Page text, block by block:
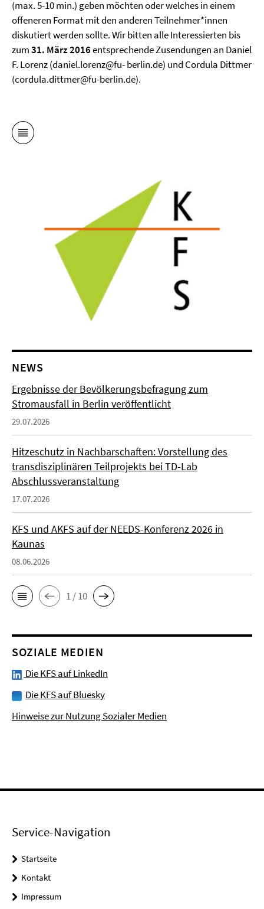
(max. 5-10 min.) geben möchten oder welches in einem
offeneren Format mit den anderen Teilnehmer*innen
diskutiert werden sollte. Wir bitten alle Interessierten bis
zum31. März 2016entsprechende Zusendungen an Daniel
F. Lorenz (daniel.lorenz@fu- berlin.de) und Cordula Dittmer
(cordula.dittmer@fu-berlin.de).
NEWS
Ergebnisse der Bevölkerungsbefragung zum
Stromausfall in Berlin veröffentlicht
29.07.2026
Hitzeschutz in Nachbarschaften: Vorstellung des
transdisziplinären Teilprojekts bei TD-Lab
Abschlussveranstaltung
17.07.2026
KFS und AKFS auf der NEEDS-Konferenz 2026 in
Kaunas
08.06.2026
1 / 10
SOZIALE MEDIEN
Die KFS auf LinkedIn
Die KFS auf Bluesky
Hinweise zur Nutzung Sozialer Medien
Service-Navigation
Startseite
Kontakt
Impressum